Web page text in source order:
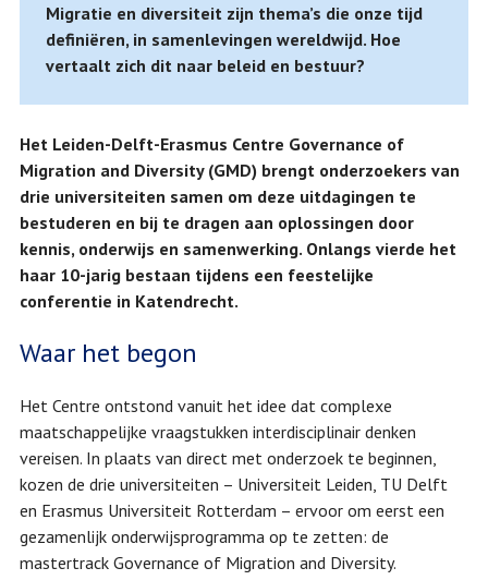
Migratie en diversiteit zijn thema’s die onze tijd
definiëren, in samenlevingen wereldwijd. Hoe
vertaalt zich dit naar beleid en bestuur?
Het Leiden-Delft-Erasmus Centre Governance of
Migration and Diversity (GMD) brengt onderzoekers van
drie universiteiten samen om deze uitdagingen te
bestuderen en bij te dragen aan oplossingen door
kennis, onderwijs en samenwerking. Onlangs vierde het
haar 10-jarig bestaan tijdens een feestelijke
conferentie in Katendrecht.
Waar het begon
Het Centre ontstond vanuit het idee dat complexe
maatschappelijke vraagstukken interdisciplinair denken
vereisen. In plaats van direct met onderzoek te beginnen,
kozen de drie universiteiten – Universiteit Leiden, TU Delft
en Erasmus Universiteit Rotterdam – ervoor om eerst een
gezamenlijk onderwijsprogramma op te zetten: de
mastertrack Governance of Migration and Diversity.